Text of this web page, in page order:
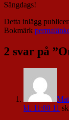
Sängdags!
Detta inlägg
Bokmärk
2 svar på ”
kl. 11:00 11